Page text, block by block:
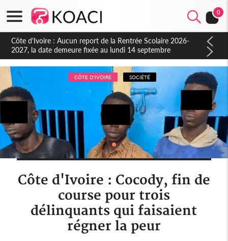
0
Côte d'Ivoire : Indépendance à Blahou, le sous-préfet : « La
fête nous invite à mesurer le chemin parcouru et à renouveler
notre engagement collectif en faveur du développement »
CÔTE D'IVOIRE SOCIÉTÉ
Côte d'Ivoire : Cocody, fin de
course pour trois
délinquants qui faisaient
régner la peur